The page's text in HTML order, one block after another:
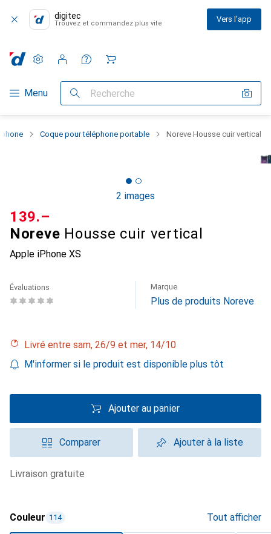
digitec
Trouvez et commandez plus vite Vers l'app
Navigation par catégorie
Menu Recherche
Paramètres
Compte client
Listes de comparaison
Listes d'envies
Panier
Coque pour téléphone portable Noreve Housse cuir vertical
2 images
Noreve Housse cuir vertical
Apple iPhone XS
CHF
139.–
Évaluations Marque
Plus de produits Noreve
Livré entre sam, 26/9 et mer, 14/10
M'informer si le produit est disponible plus tôt
Ajouter au panier
Comparer Ajouter à la liste
livraison gratuite
Couleur 114 Tout afficher